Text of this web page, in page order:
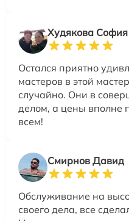
Худякова София
Остался приятно
мастеров в этой
случайно. Они в
делом, а цены вполне
всем!
Смирнов Давид
Обслуживание на
своего дела, все